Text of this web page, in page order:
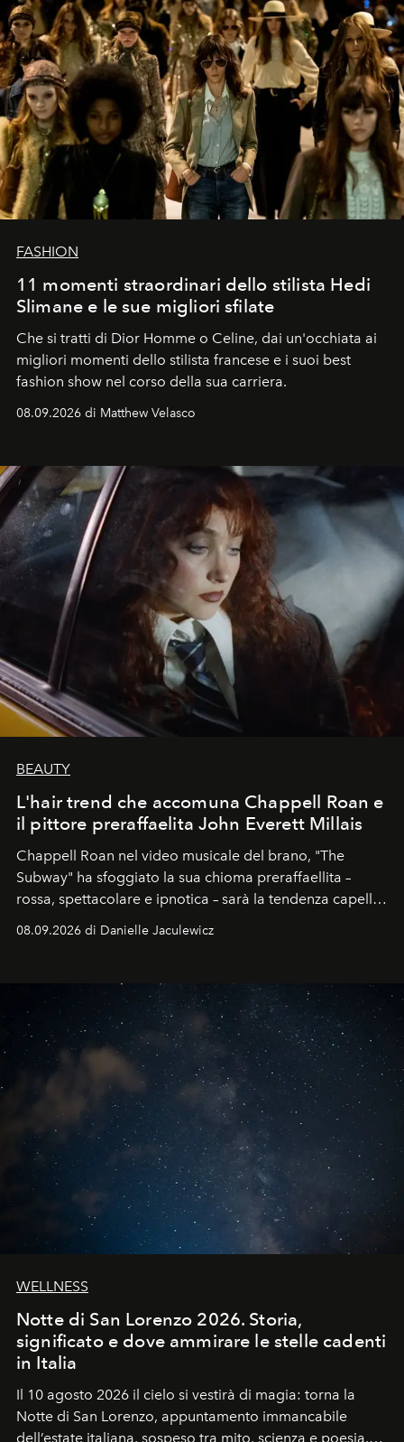
FASHION
11 momenti straordinari dello stilista Hedi
Slimane e le sue migliori sfilate
Che si tratti di Dior Homme o Celine, dai un'occhiata ai
migliori momenti dello stilista francese e i suoi best
fashion show nel corso della sua carriera.
08.09.2026 di Matthew Velasco
BEAUTY
L'hair trend che accomuna Chappell Roan e
il pittore preraffaelita John Everett Millais
Chappell Roan nel video musicale del brano, "The
Subway" ha sfoggiato la sua chioma preraffaellita –
rossa, spettacolare e ipnotica – sarà la tendenza capelli
08.09.2026 di Danielle Jaculewicz
WELLNESS
Notte di San Lorenzo 2026. Storia,
significato e dove ammirare le stelle cadenti
in Italia
Il 10 agosto 2026 il cielo si vestirà di magia: torna la
Notte di San Lorenzo, appuntamento immancabile
dell’estate italiana, sospeso tra mito, scienza e poesia.